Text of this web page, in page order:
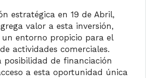
estratégica en 19 de Abril,
valor a esta inversión,
entorno propicio para el
actividades comerciales.
posibilidad de financiación
a esta oportunidad única